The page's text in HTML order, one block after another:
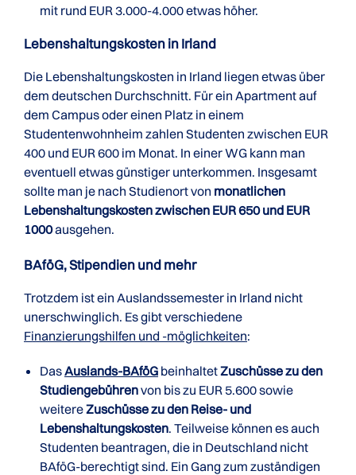
mit rund EUR 3.000-4.000 etwas höher.
Lebenshaltungskosten in Irland
Die Lebenshaltungskosten in Irland liegen etwas über
dem deutschen Durchschnitt. Für ein Apartment auf
dem Campus oder einen Platz in einem
Studentenwohnheim zahlen Studenten zwischen EUR
400 und EUR 600 im Monat. In einer WG kann man
eventuell etwas günstiger unterkommen. Insgesamt
sollte man je nach Studienort von monatlichen
Lebenshaltungskosten zwischen EUR 650 und EUR
1000ausgehen.
BAföG, Stipendien und mehr
Trotzdem ist ein Auslandssemester in Irland nicht
unerschwinglich. Es gibt verschiedene
Finanzierungshilfen und -möglichkeiten:
DasAuslands-BAföG beinhaltetZuschüsse zu den
Studiengebührenvon bis zu EUR 5.600 sowie
weitereZuschüsse zu den Reise- und
Lebenshaltungskosten. Teilweise können es auch
Studenten beantragen, die in Deutschland nicht
BAföG-berechtigt sind. Ein Gang zum zuständigen